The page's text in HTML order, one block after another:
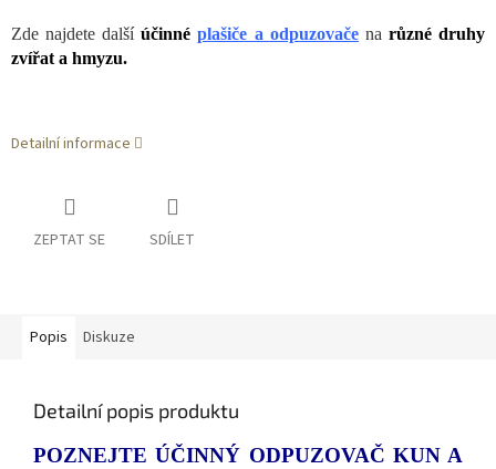
Zde najdete dalšíúčinné plašiče a odpuzovačena různé druhy
zvířat a hmyzu.
Detailní informace
ZEPTAT SE SDÍLET
Popis Diskuze
Detailní popis produktu
POZNEJTE ÚČINNÝ ODPUZOVAČ KUN A